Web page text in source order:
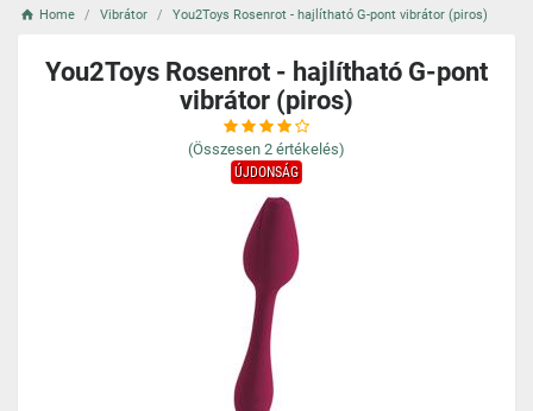
Home Vibrátor You2Toys Rosenrot - hajlítható G-pont vibrátor (piros)
You2Toys Rosenrot - hajlítható G-pont
vibrátor (piros)
(Összesen 2 értékelés)
ÚJDONSÁG